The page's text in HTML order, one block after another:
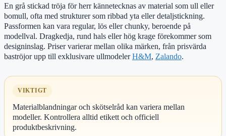
En grå stickad tröja för herr kännetecknas av material som ull eller
bomull, ofta med strukturer som ribbad yta eller detaljstickning.
Passformen kan vara regular, lös eller chunky, beroende på
modellval. Dragkedja, rund hals eller hög krage förekommer som
designinslag. Priser varierar mellan olika märken, från prisvärda
baströjor upp till exklusivare ullmodelerH&M, Zalando.
VIKTIGT
Materialblandningar och skötselråd kan variera mellan
modeller. Kontrollera alltid etikett och officiell
produktbeskrivning.